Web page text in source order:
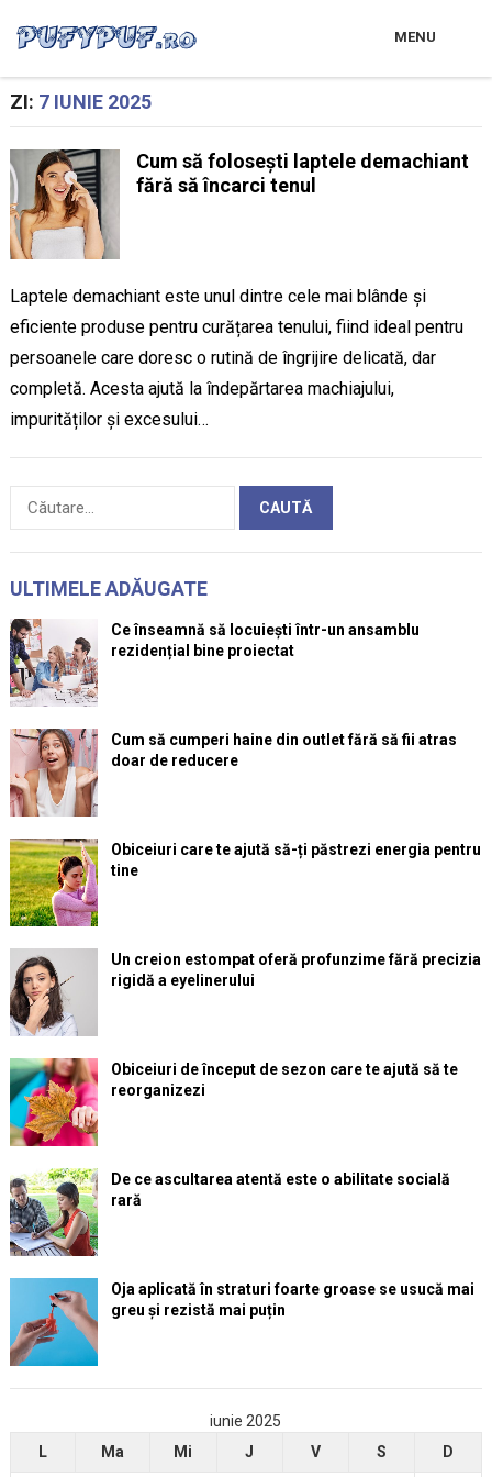
MENU
ZI: 7 IUNIE 2025
Cum să folosești laptele demachiant
fără să încarci tenul
Laptele demachiant este unul dintre cele mai blânde și
eficiente produse pentru curățarea tenului, fiind ideal pentru
persoanele care doresc o rutină de îngrijire delicată, dar
completă. Acesta ajută la îndepărtarea machiajului,
impurităților și excesului…
Caută
după:
ULTIMELE ADĂUGATE
Ce înseamnă să locuiești într-un ansamblu
rezidențial bine proiectat
Cum să cumperi haine din outlet fără să fii atras
doar de reducere
Obiceiuri care te ajută să-ți păstrezi energia pentru
tine
Un creion estompat oferă profunzime fără precizia
rigidă a eyelinerului
Obiceiuri de început de sezon care te ajută să te
reorganizezi
De ce ascultarea atentă este o abilitate socială
rară
Oja aplicată în straturi foarte groase se usucă mai
greu și rezistă mai puțin
iunie 2025
L
Ma Mi J V S D